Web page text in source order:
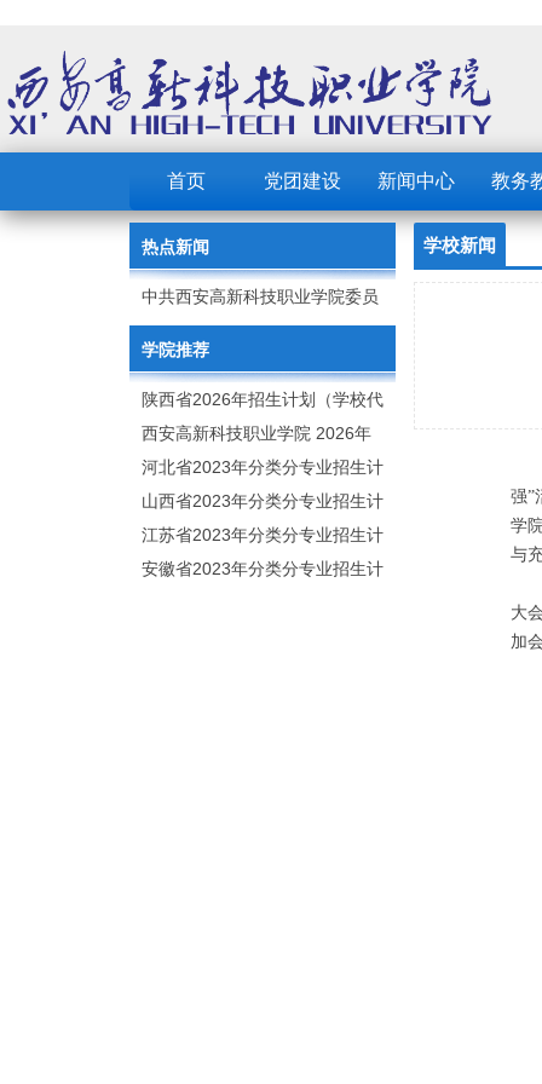
首页 党团建设 新闻中心 教务
热点新闻
中共西安高新科技职业学院委员
会 2023年党建工作要点
学院推荐
陕西省2026年招生计划（学校代
码：8103）
西安高新科技职业学院 2026年
招生章程
河北省2023年分类分专业招生计
划（院校代号：1889）
山西省2023年分类分专业招生计
划（院校代号：5560）
江苏省2023年分类分专业招生计
划（院校代号：8931）
安徽省2023年分类分专业招生计
学校新闻
强”
学
与
大
加